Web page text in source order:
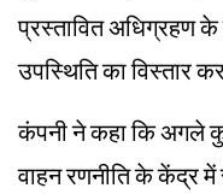
प्रस्तावित अधिग्रहण के
उपस्थिति का विस्तार
कंपनी ने कहा कि अगले
वाहन रणनीति के केंद्र में